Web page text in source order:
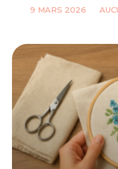
9 MARS 2026